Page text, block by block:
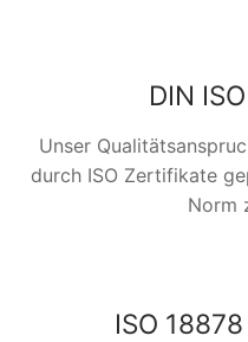
DIN
Unser
durch ISO Zertifikate
Norm
ISO